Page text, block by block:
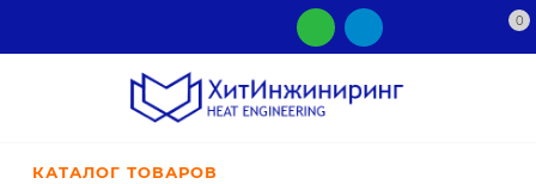
0
КАТАЛОГ ТОВАРОВ